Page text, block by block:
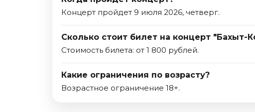
Концерт пройдет 9 июля 2026, четверг.
Сколько стоит билет на концерт "Бахыт-
Стоимость билета: от 1 800 рублей.
Какие ограничения по возрасту?
Возрастное ограничение 18+.